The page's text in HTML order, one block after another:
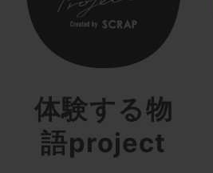
体験する物
語project